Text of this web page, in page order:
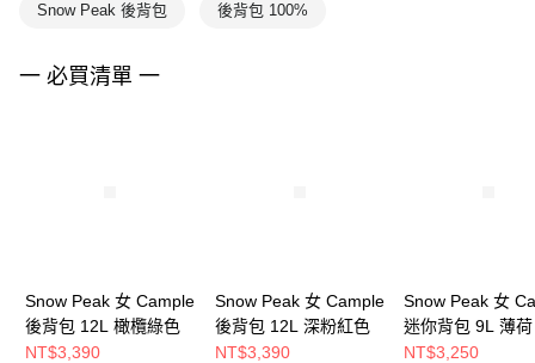
Snow Peak 後背包 後背包 100%
一 必買清單 一
Snow Peak 女 Cample
後背包 12L 橄欖綠色
NT$3,390
Snow Peak 女 Cample
後背包 12L 深粉紅色
NT$3,390
Snow Peak 女
迷你背包 9L 薄荷
NT$3,250